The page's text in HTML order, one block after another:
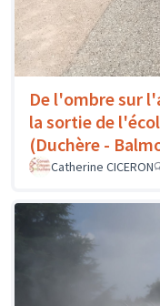
De l'ombre sur
la sortie de
(Duchère -
Catherine CICERON